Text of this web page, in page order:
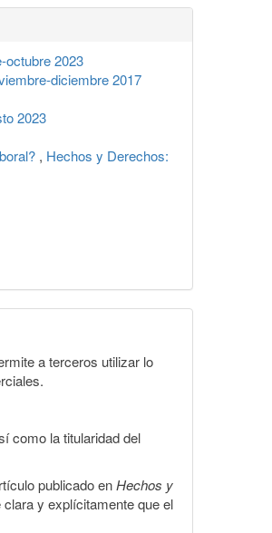
octubre 2023
diciembre 2017
2023
, Hechos y Derechos:
a terceros utilizar lo
como la titularidad del
publicado enHechos y
y explícitamente que el